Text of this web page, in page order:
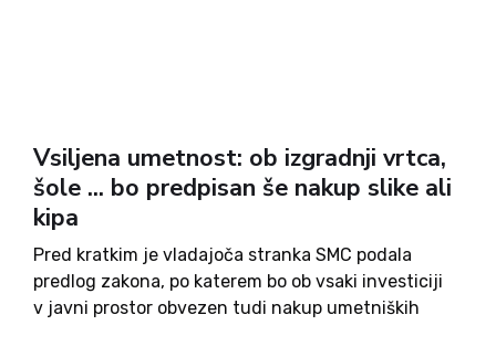
Vsiljena umetnost: ob izgradnji vrtca,
šole ... bo predpisan še nakup slike ali
kipa
Pred kratkim je vladajoča stranka SMC podala
predlog zakona, po katerem bo ob vsaki investiciji
v javni prostor obvezen tudi nakup umetniških